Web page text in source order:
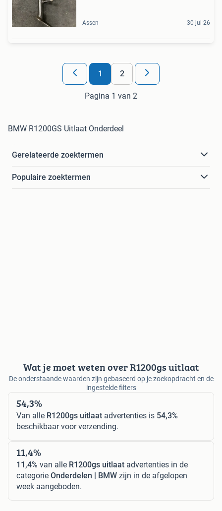
Assen 30 jul 26
1 2
Pagina 1 van 2
BMW R1200GS Uitlaat Onderdeel
Gerelateerde zoektermen
Populaire zoektermen
Wat je moet weten over R1200gs uitlaat
De onderstaande waarden zijn gebaseerd op je zoekopdracht en de
ingestelde filters
54,3%
Van alle R1200gs uitlaat advertenties is 54,3%
beschikbaar voor verzending.
11,4%
11,4% van alle R1200gs uitlaat advertenties in de
categorie Onderdelen | BMW zijn in de afgelopen
week aangeboden.